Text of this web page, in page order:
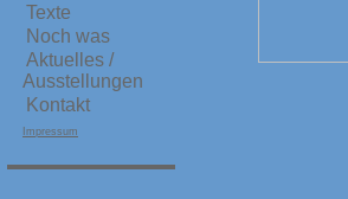
Texte
Noch was
Aktuelles /
Ausstellungen
Kontakt
Impressum